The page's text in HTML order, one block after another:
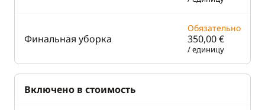
Финальная уборка
Обязательно
350,00 €
/ единицу
Включено в стоимость